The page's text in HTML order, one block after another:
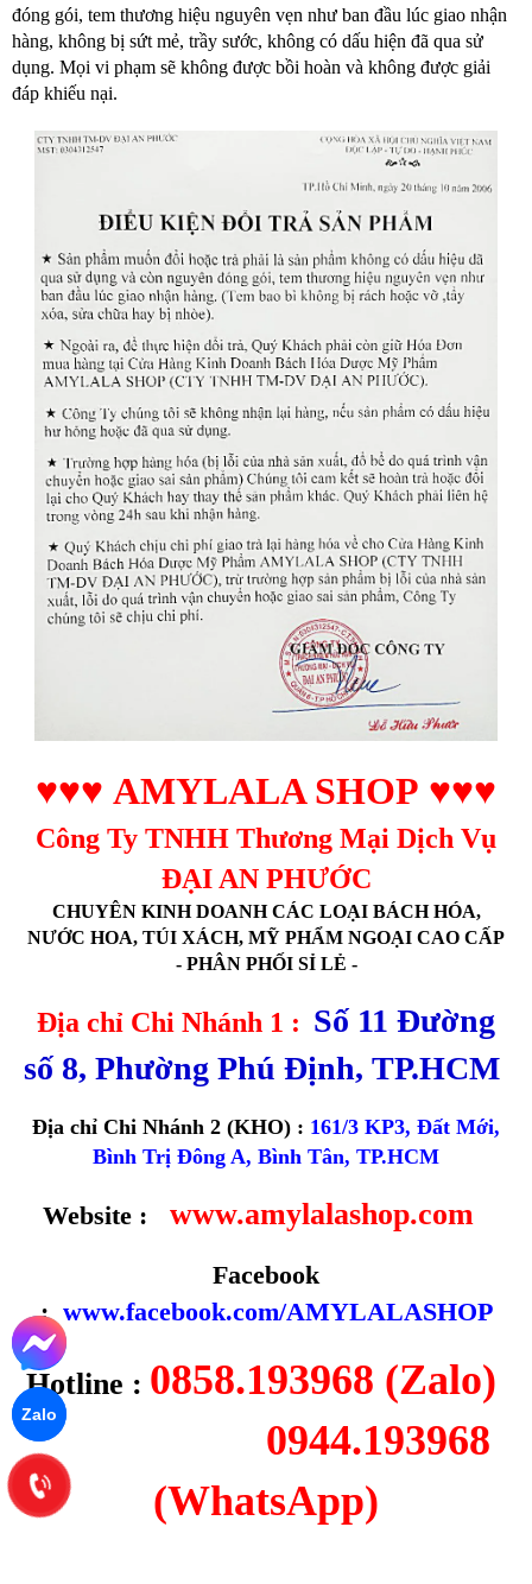
đóng gói, tem thương hiệu nguyên vẹn như ban đầu lúc giao nhận
hàng, không bị sứt mẻ, trầy sước, không có dấu hiện đã qua sử
dụng. Mọi vi phạm sẽ không được bồi hoàn và không được giải
đáp khiếu nại.
♥♥♥ AMYLALA SHOP ♥♥♥
Công Ty TNHH Thương Mại Dịch Vụ
ĐẠI AN PHƯỚC
CHUYÊN KINH DOANH CÁC LOẠI BÁCH HÓA,
NƯỚC HOA, TÚI XÁCH, MỸ PHẨM NGOẠI CAO CẤP
- PHÂN PHỐI SỈ LẺ -
Địa chỉ Chi Nhánh 1 : Số 11 Đường
số 8, Phường Phú Định, TP.HCM
Địa chỉ Chi Nhánh 2 (KHO) : 161/3 KP3, Đất Mới,
Bình Trị Đông A, Bình Tân, TP.HCM
Website : www.amylalashop.com
Facebook
: www.facebook.com/AMYLALASHOP
Hotline : 0858.193968 (Zalo)
0944.193968
(WhatsApp)
Zalo